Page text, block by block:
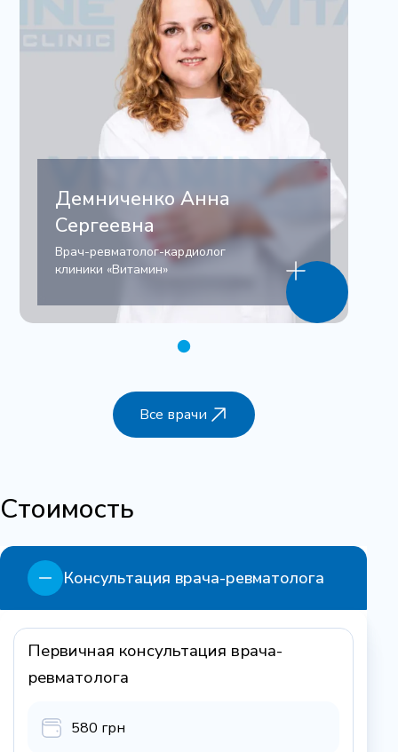
Демниченко Анна
Сергеевна
Врач-ревматолог-кардиолог
клиники «Витамин»
Все врачи
Стоимость
Консультация врача-ревматолога
Первичная консультация врача-
ревматолога
580 грн